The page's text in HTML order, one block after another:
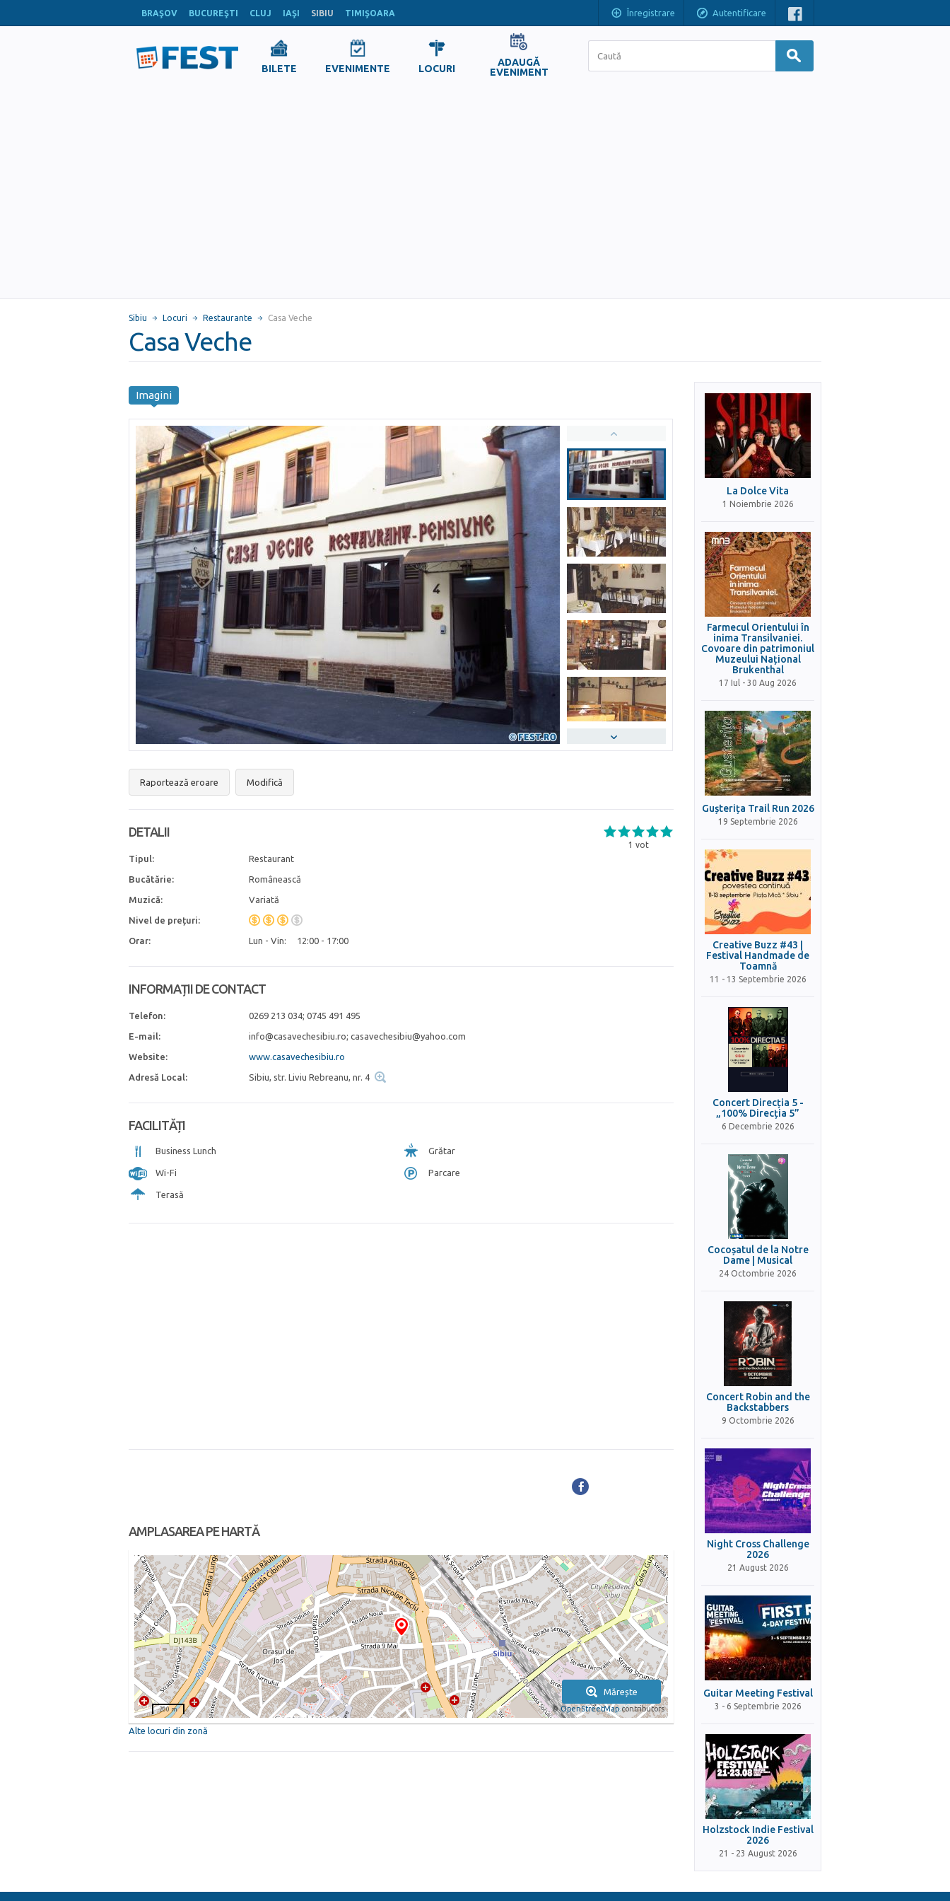
BRAŞOV BUCUREŞTI CLUJ IAŞI SIBIU TIMIŞOARA Înregistrare Autentificare
BILETE EVENIMENTE LOCURI
ADAUGĂ
EVENIMENT
Sibiu Locuri Restaurante Casa Veche
Casa Veche
Imagini
Raportează eroare Modifică
1 vot
DETALII
Tipul: Restaurant
Bucătărie: Românească
Muzică: Variată
Nivel de prețuri:
Orar: Lun - Vin: 12:00 - 17:00
INFORMAȚII DE CONTACT
Telefon: 0269 213 034; 0745 491 495
E-mail: info@casavechesibiu.ro; casavechesibiu@yahoo.com
Website: www.casavechesibiu.ro
Adresă Local: Sibiu, str. Liviu Rebreanu, nr. 4
FACILITĂȚI
Business Lunch Grătar
Wi-Fi Parcare
Terasă
AMPLASAREA PE HARTĂ
Mărește
©OpenStreetMapcontributors
200 m
Alte locuri din zonă
La Dolce Vita
1 Noiembrie 2026
Farmecul Orientului în
inima Transilvaniei.
Covoare din patrimoniul
Muzeului Național
Brukenthal
17 Iul - 30 Aug 2026
Gușterița Trail Run 2026
19 Septembrie 2026
Creative Buzz #43 |
Festival Handmade de
Toamnă
11 - 13 Septembrie 2026
Concert Direcția 5 -
„100% Direcția 5”
6 Decembrie 2026
Cocoșatul de la Notre
Dame | Musical
24 Octombrie 2026
Concert Robin and the
Backstabbers
9 Octombrie 2026
Night Cross Challenge
2026
21 August 2026
Guitar Meeting Festival
3 - 6 Septembrie 2026
Holzstock Indie Festival
2026
21 - 23 August 2026